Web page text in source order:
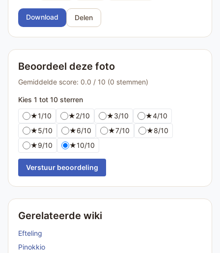
Download Delen
Beoordeel deze foto
Gemiddelde score: 0.0 / 10 (0 stemmen)
Kies 1 tot 10 sterren
★1/10 ★2/10 ★3/10 ★4/10
★5/10 ★6/10 ★7/10 ★8/10
★9/10 ★10/10
Verstuur beoordeling
Gerelateerde wiki
Efteling
Pinokkio